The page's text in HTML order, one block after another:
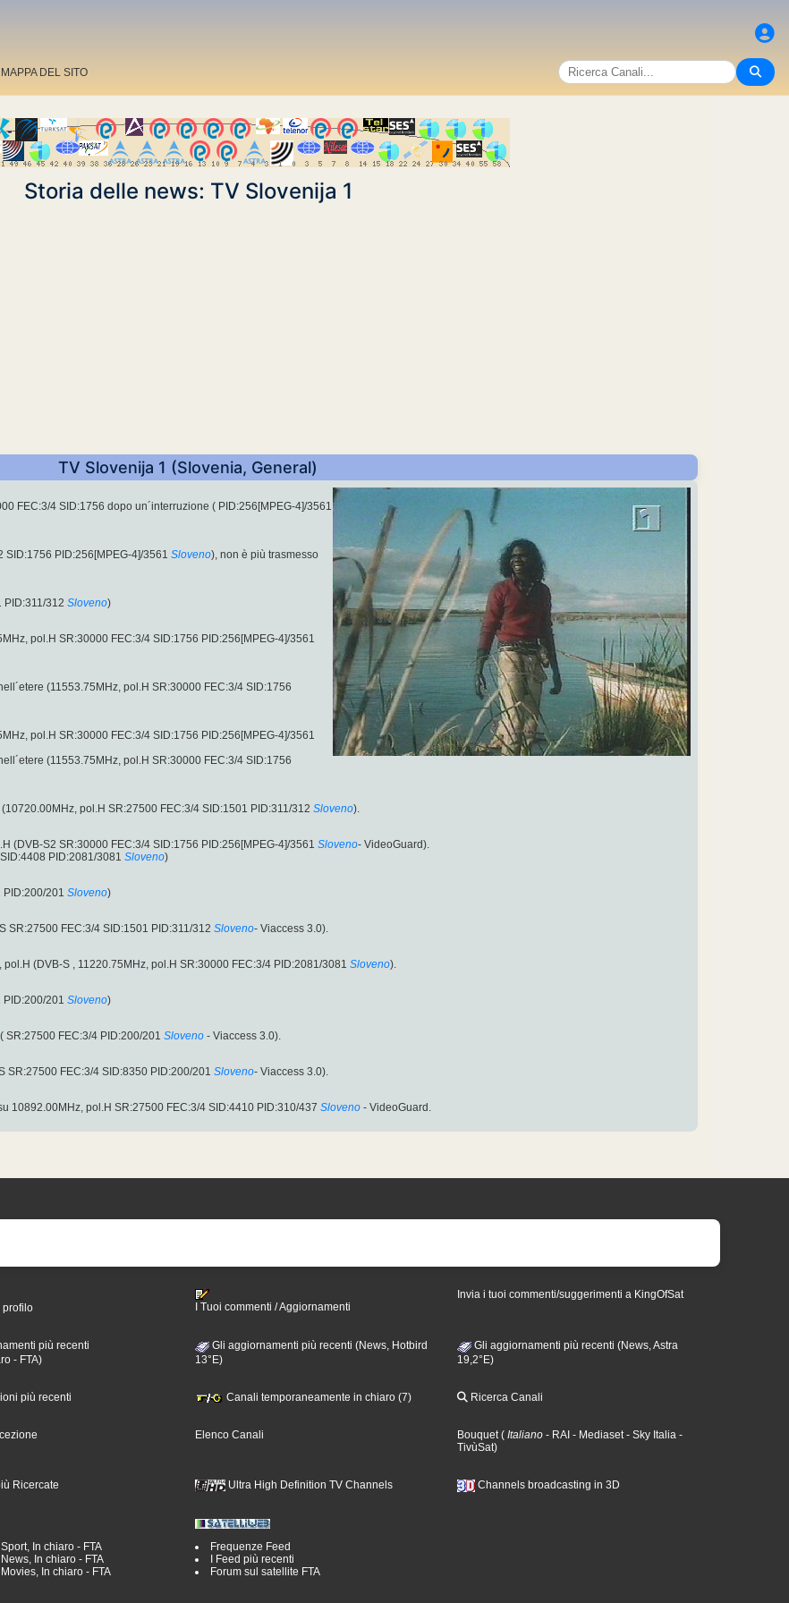
MAPPA DEL SITO
Storia delle news: TV Slovenija 1
TV Slovenija 1 (Slovenia, General)
FEC:3/4 SID:1756 dopo un´interruzione ( PID:256[MPEG-4]/3561
SID:1756 PID:256[MPEG-4]/3561 Sloveno), non è più trasmesso
PID:311/312 Sloveno)
pol.H SR:30000 FEC:3/4 SID:1756 PID:256[MPEG-4]/3561
(11553.75MHz, pol.H SR:30000 FEC:3/4 SID:1756
pol.H SR:30000 FEC:3/4 SID:1756 PID:256[MPEG-4]/3561
(11553.75MHz, pol.H SR:30000 FEC:3/4 SID:1756
pol.H SR:27500 FEC:3/4 SID:1501 PID:311/312 Sloveno).
(DVB-S2 SR:30000 FEC:3/4 SID:1756 PID:256[MPEG-4]/3561 Sloveno- VideoGuard).
PID:2081/3081 Sloveno)
PID:200/201 Sloveno)
SR:27500 FEC:3/4 SID:1501 PID:311/312 Sloveno- Viaccess 3.0).
(DVB-S , 11220.75MHz, pol.H SR:30000 FEC:3/4 PID:2081/3081 Sloveno).
PID:200/201 Sloveno)
SR:27500 FEC:3/4 PID:200/201 Sloveno - Viaccess 3.0).
SR:27500 FEC:3/4 SID:8350 PID:200/201 Sloveno- Viaccess 3.0).
10892.00MHz, pol.H SR:27500 FEC:3/4 SID:4410 PID:310/437 Sloveno - VideoGuard.
profilo
I Tuoi commenti / Aggiornamenti
Invia i tuoi commenti/suggerimenti a KingOfSat
più recenti
- FTA)
Gli aggiornamenti più recenti (News, Hotbird
13°E)
Gli aggiornamenti più recenti (News, Astra
19,2°E)
più recenti Canali temporaneamente in chiaro (7) Ricerca Canali
Elenco Canali Bouquet( Italiano - RAI - Mediaset- Sky Italia -
TivùSat)
Ricercate Ultra High Definition TV Channels Channels broadcasting in 3D
In chiaro - FTA
In chiaro - FTA
In chiaro - FTA
Frequenze Feed
I Feed più recenti
Forum sul satellite FTA